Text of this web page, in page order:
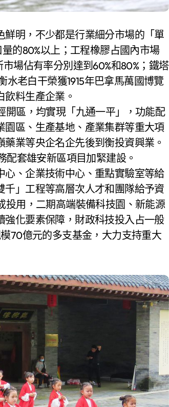
明，不少都是行業細分市場的「單
的80%以上；工程橡膠占國內市場
場佔有率分別達到60%和80%；鐵塔
水老白干榮獲1915年巴拿馬萬國博覽
料生產企業。
開區，均實現「九通一平」，功能配
區、生產基地、產業集群等重大項
業等央企名企先後到衡投資興業。
套雄安新區項目加緊建設。
、企業技術中心、重點實驗室等給
」工程等高層次人才和團隊給予資
投用，二期高端裝備科技園、新能源
化要素保障，財政科技投入占一般
70億元的多支基金，大力支持重大